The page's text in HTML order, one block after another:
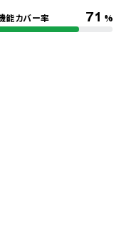
料でサポートがつ
まで徹底的にお付
能カバー率 71 %